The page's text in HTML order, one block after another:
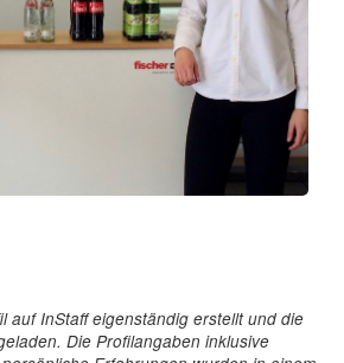
auf InStaff eigenständig erstellt und die
Die Profilangaben inklusive